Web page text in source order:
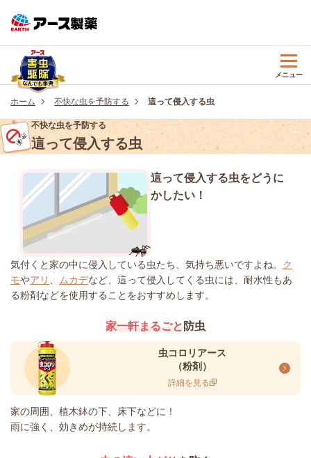
メニュー
ホーム 不快な虫を予防する 這って侵入する虫
不快な虫を予防する
這って侵入する虫
這って侵入する虫をどうに
かしたい！
気付くと家の中に侵入している虫たち、気持ち悪いですよね。 ク
モやアリ ムカデなど、這って侵入してくる虫には、 耐水性もあ
る粉剤などを使用することをおすすめします。
家一軒まるごと 防虫
虫コロリアース
（粉剤）
詳細を見る
家の周囲、植木鉢の下、床下などに！
雨に強く、効きめが持続します。